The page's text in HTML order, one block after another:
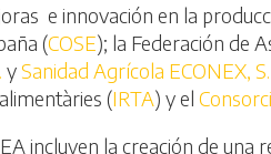
e innovación en la
(COSE); la Federación de
ySanidad Agrícola ECONEX,
(IRTA) y el
incluyen la creación de